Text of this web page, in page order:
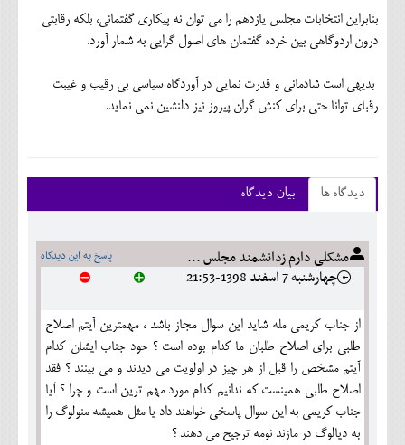
بنابراین انتخابات مجلس یازدهم را می توان نه پیکاری گفتمانی، بلکه رقابتی
درون اردوگاهی بین خرده گفتمان های اصول گرایی به شمار آورد.
بدیهی است شادمانی و قدرت نمایی در آوردگاه سیاسی بی رقیب و غیبت
رقبای توانا حتی برای کنش گران پیروز نیز دلنشین نمی نماید.
دیدگاه ها بیان دیدگاه
مشکلی دارم زدانشمند مجلس ... پاسخ به این دیدگاه
چهارشنبه 7 اسفند 1398-21:53
از جناب کریمی مله شاید این سوال مجاز باشد ، مهمترین آیتم اصلاح
طلبی برای اصلاح طلبان ما کدام بوده است ؟ حود جناب ایشان کدام
آیتم مشخص را قبل از هر چیز در اولویت می دیدند و می بینند ؟ فقد
اصلاح طلبی همینست که ندانیم کدام مورد مهم ترین است و چرا ؟ آیا
جناب کریمی به این سوال پاسخی خواهند داد یا مثل همیشه منولوگ را
به دیالوگ در مازند نومه ترجیح می دهند ؟